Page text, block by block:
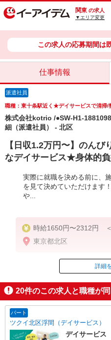
関東 の求人
▼エリア変更
この求人の応募期間は
仕事情報
派遣社員
職種：東十条駅近く★デイサービスで清掃/
株式会社kotrio /●SW-H1-
細（派遣社員） - 北区
【日収1.2万円〜】のんび
なデイサービス★身体的
実際に就職を決める前に、
を見て決めていただけます
や...
時給1650円〜2312円 ＜
全支給(ガソリン代含む)＞
東京都北区
掲載
詳細
20件のこの求人と職種が
パート
ツクイ北区浮間（デイサービス）
デイサービス